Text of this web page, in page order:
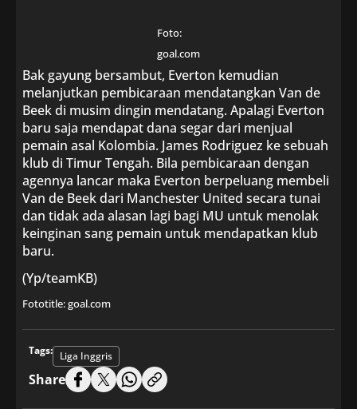
Foto:
goal.com
Bak gayung bersambut, Everton kemudian
melanjutkan pembicaraan mendatangkan Van de
Beek di musim dingin mendatang. Apalagi Everton
baru saja mendapat dana segar dari menjual
pemain asal Kolombia. James Rodriguez ke sebuah
klub di Timur Tengah. Bila pembicaraan dengan
agennya lancar maka Everton berpeluang membeli
Van de Beek dari Manchester United secara tunai
dan tidak ada alasan lagi bagi MU untuk menolak
keinginan sang pemain untuk mendapatkan klub
baru.
(Yp/teamKB)
Fototitle: goal.com
Tags: Liga Inggris
Share